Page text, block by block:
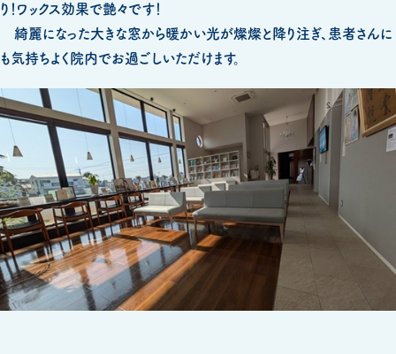
り！ワックス効果で艶々です！
綺麗になった大きな窓から暖かい光が燦燦と降り注ぎ、患者さんに
も気持ちよく院内でお過ごしいただけます。